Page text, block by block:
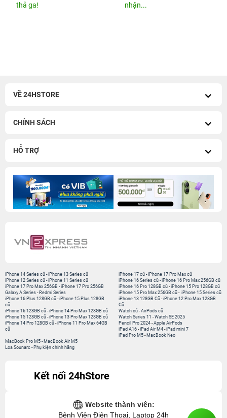
thả ga!
nhận...
VỀ 24HSTORE
CHÍNH SÁCH
HỖ TRỢ
iPhone 14 Series cũ -iPhone 13 Series cũ
iPhone 12 Series cũ -iPhone 11 Series cũ
iPhone 17 Pro Max 256GB -iPhone 17 Pro 256GB
Galaxy A Series - Redmi Series
iPhone 17 cũ -iPhone 17 Pro Max cũ
iPhone 16 Series cũ - iPhone 16 Pro Max 256GB cũ
iPhone 16 Pro 128GB cũ -iPhone 15 Pro 128GB cũ
iPhone 15 Pro Max 256GB cũ - iPhone 15 Series cũ
iPhone 16 Plus 128GB cũ -iPhone 15 Plus 128GB
cũ
iPhone 16 128GB cũ -iPhone 14 Pro Max 128GB cũ
iPhone 15 128GB cũ -iPhone 13 Pro Max 128GB cũ
iPhone 14 Pro 128GB cũ -iPhone 11 Pro Max 64GB
cũ
iPhone 13 128GB Cũ -iPhone 12 Pro Max 128GB
Cũ
Watch cũ -AirPods cũ
Watch Series 11 -Watch SE 2025
Pencil Pro 2024 -Apple AirPods
iPad A16 -iPad Air M4 -iPad mini 7
iPad Pro M5 - MacBook Neo
MacBook Pro M5 - MacBook Air M5
Loa Sounarc - Phụ kiện chính hãng
Kết nối 24hStore
Website thành viên:
Bệnh Viện Điện Thoại, Laptop 24h